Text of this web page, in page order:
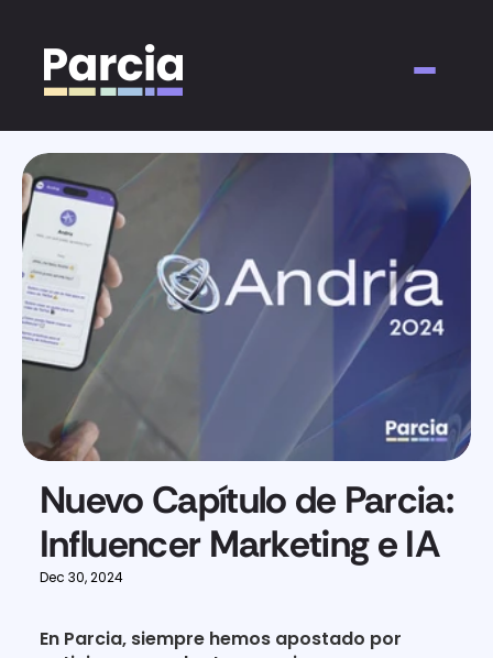
For Brands
For Creators
Insights
Contact
Nuevo Capítulo de Parcia:
Influencer Marketing e IA
Dec 30, 2024
En Parcia, siempre hemos apostado por